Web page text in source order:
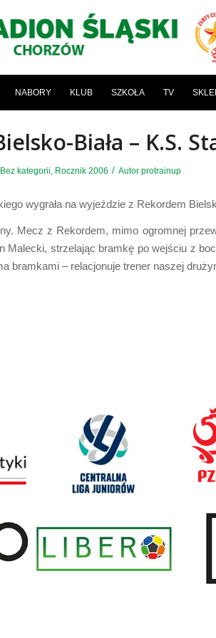
NABORY KLUB SZKOŁA TV
Biała – K.S.
Bez kategorii, Rocznik 2006 / Autor protrainup
wygrała na wyjeździe z Rekordem
Mecz z Rekordem, mimo ogromnej
Malecki, strzelając bramkę po wejściu z
bramkami – relacjonuje trener naszej